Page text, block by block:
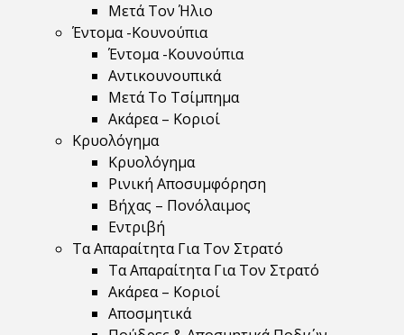
Mετά Τον Ήλιο
Έντομα -Κουνούπια
Έντομα -Κουνούπια
Αντικουνουπικά
Μετά Το Τσίμπημα
Ακάρεα – Κοριοί
Κρυολόγημα
Κρυολόγημα
Ρινική Αποσυμφόρηση
Βήχας – Πονόλαιμος
Εντριβή
Τα Απαραίτητα Για Τον Στρατό
Τα Απαραίτητα Για Τον Στρατό
Ακάρεα – Κοριοί
Αποσμητικά